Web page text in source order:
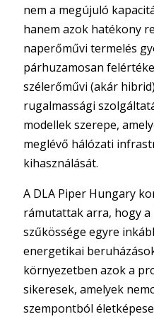
nem a megújuló
hanem azok hatékony
naperőművi termelés
párhuzamosan
szélerőművi (akár
rugalmassági
modellek szerepe,
meglévő hálózati
kihasználását.
A DLA Piper Hungary
rámutattak arra, hogy
szűkössége egyre
energetikai
környezetben azok a
sikeresek, amelyek
szempontból